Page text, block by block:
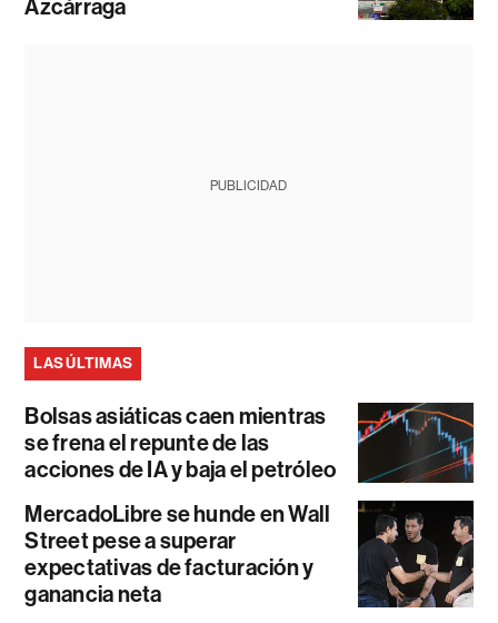
Azcárraga
PUBLICIDAD
LAS ÚLTIMAS
Bolsas asiáticas caen mientras
se frena el repunte de las
acciones de IA y baja el petróleo
MercadoLibre se hunde en Wall
Street pese a superar
expectativas de facturación y
ganancia neta